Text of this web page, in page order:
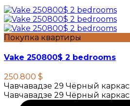
Покупка квартиры
Vake 250800$ 2 bedrooms
250.800 $
Чавчавадзе 29 Чёрный каркас
Чавчавадзе 29 Чёрный каркас